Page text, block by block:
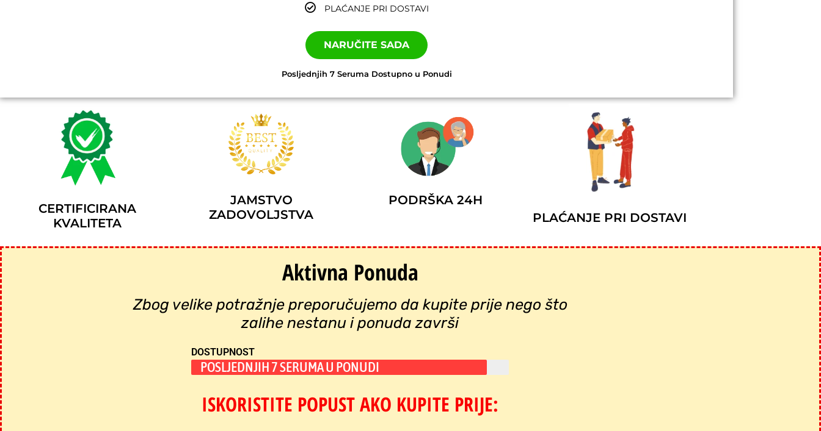
PLAĆANJE PRI DOSTAVI
NARUČITE SADA
Posljednjih 7 Seruma Dostupno u Ponudi
CERTIFICIRANA
KVALITETA
JAMSTVO
ZADOVOLJSTVA
PODRŠKA 24H
PLAĆANJE PRI DOSTAVI
Aktivna Ponuda
Zbog velike potražnje preporučujemo da kupite prije nego što
zalihe nestanu i ponuda završi
DOSTUPNOST
POSLJEDNJIH 7 SERUMA U PONUDI
ISKORISTITE POPUST AKO KUPITE PRIJE: